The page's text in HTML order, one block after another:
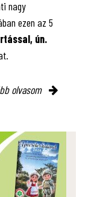
nagy
ezen az 5
ún.
olvasom